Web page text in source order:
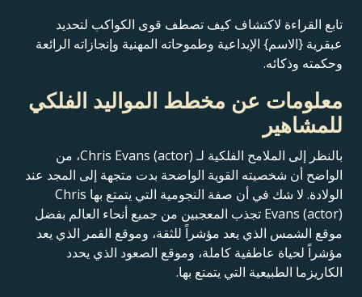
تابع القراءة لاكتشاف كيف تصطف قوى الكواكب لتحديد
عبقرية {الاسم} الإبداعية وطموحاته المهنية وإنجازاته الرائعة
وحكمته وذكائه.
معلومات عن مخطط المواليد الفلكي
للمشاهير
بالنظر إلى الملامح الفلكية لـ Chris Evans (actor)، من
الواضح أن شخصيته القوية الواضحة بدت متجهة إلى المجد عند
الولادة. لا شك في أن صفة النجومية التي يتمتع بها Chris
Evans (actor) تجذب المعجبين من جميع أنحاء العالم بفضل
موقع الشمس الذي يعد مؤشراً للثقة، وموقع القمر الذي يعد
مؤشراً لحياة عاطفية كاملة، وموقع الصعود الذي يحدد
الكاريزما الطبيعية التي يتمتع بها.